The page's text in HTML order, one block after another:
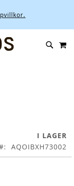
SKIP
I LAGER
AQOIBXH73002